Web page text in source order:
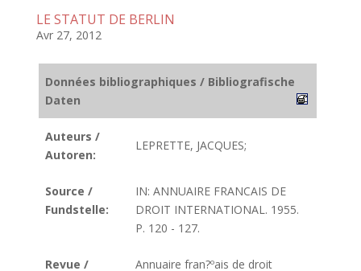
LE STATUT DE BERLIN
Avr 27, 2012
Données bibliographiques / Bibliografische
Daten
Auteurs /
Autoren:
LEPRETTE, JACQUES;
Source /
Fundstelle:
IN: ANNUAIRE FRANCAIS DE
DROIT INTERNATIONAL. 1955.
P. 120 - 127.
Revue /
Annuaire fran?ºais de droit